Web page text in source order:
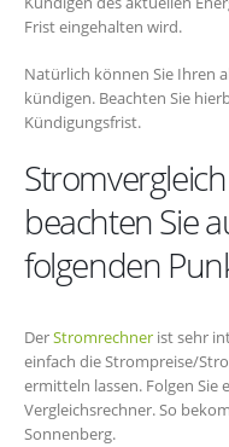
Frist eingehalten wird.
Natürlich können Sie Ihren
kündigen. Beachten Sie
Kündigungsfrist.
beachten Sie
folgenden
DerStromrechner ist sehr
einfach die Strompreise/
ermitteln lassen. Folgen Sie
Vergleichsrechner. So
Sonnenberg.